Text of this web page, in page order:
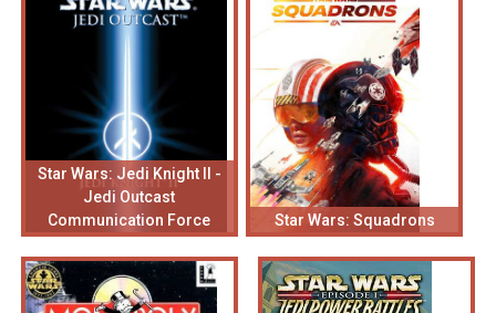
Star Wars: Jedi Knight II -
Jedi Outcast
Communication Force
Star Wars: Squadrons